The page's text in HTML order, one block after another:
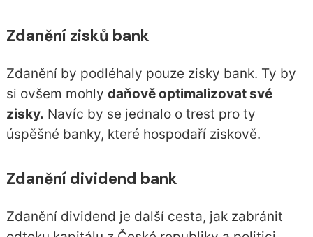
Zdanění zisků bank
Zdanění by podléhaly pouze zisky bank. Ty by
si ovšem mohly daňově optimalizovat své
zisky. Navíc by se jednalo o trest pro ty
úspěšné banky, které hospodaří ziskově.
Zdanění dividend bank
Zdanění dividend je další cesta, jak zabránit